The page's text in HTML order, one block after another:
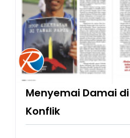
Menyemai Damai
Konflik